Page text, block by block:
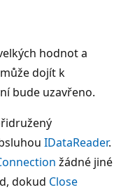
hodnot a
dojít k
bude uzavřeno.
IDataReader.
žádné jiné
dokud Close